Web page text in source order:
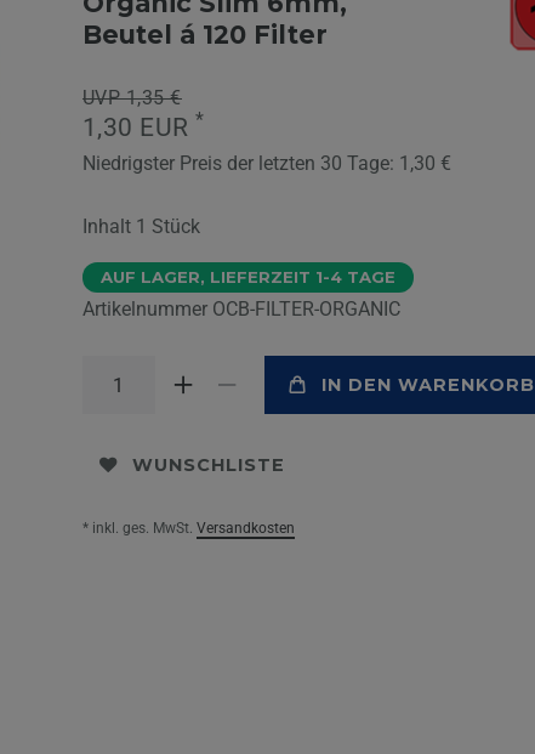
Beutel á 120 Filter
UVP 1,35 €
1,30 EUR *
Niedrigster Preis der letzten 30 Tage: 1,30 €
Inhalt 1 Stück
AUF LAGER, LIEFERZEIT 1-4 TAGE
Artikelnummer OCB-FILTER-ORGANIC
IN DEN WARENKORB
WUNSCHLISTE
* inkl. ges. MwSt. Versandkosten